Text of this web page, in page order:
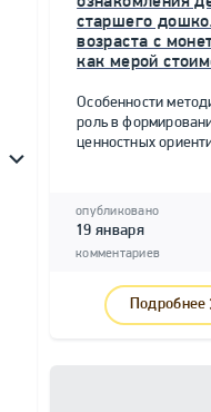
старшего
возраста с
как мерой
Особенности
роль в
ценностных
опубликовано
19 января
комментариев
Подробнее